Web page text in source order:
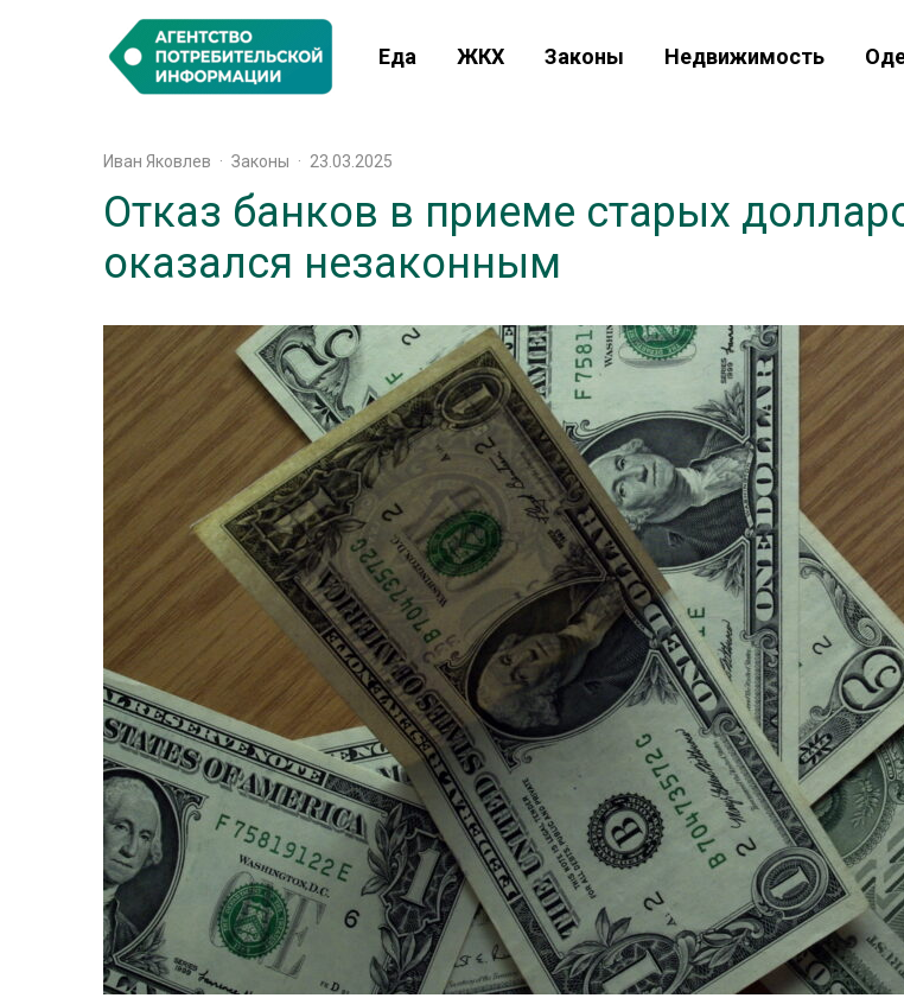
Еда ЖКХ Законы Недвижимость
Иван Яковлев · Законы · 23.03.2025
Отказ банков в приеме старых
оказался незаконным